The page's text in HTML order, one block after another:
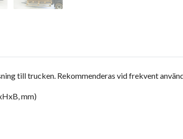
till trucken. Rekommenderas vid frekvent
mm)